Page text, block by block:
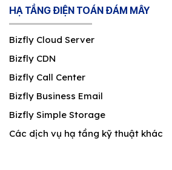
HẠ TẦNG ĐIỆN TOÁN ĐÁM MÂY
Bizfly Cloud Server
Bizfly CDN
Bizfly Call Center
Bizfly Business Email
Bizfly Simple Storage
Các dịch vụ hạ tầng kỹ thuật khác